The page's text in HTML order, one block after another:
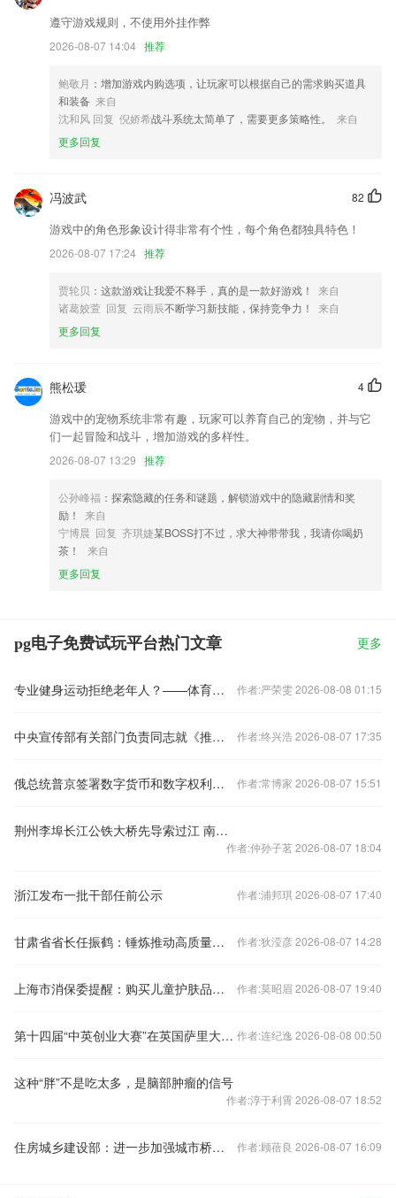
pg电子免费试玩平台更新了什么?
在AppleMusic风格下，增加文字的模糊效果，此效果默认关闭，可以前
优化灯光设置
新增“时空搜索”功能。提供按标题位置时间文件类型等条件进行公开属性
的文件搜索；
修复了大量bug，提升用户体验
优化话题讨论功能，新增话题广场栏目
以上就是pg电子免费试玩平台的介绍，如果您喜欢这款软件，您可以到
行优化修改。
遵守游戏规则，不使用外挂作弊
2026-08-07 14:04 推荐
鲍敬月 ：增加游戏内购选项，让玩家可以根据自己的需求购买道具
和装备 来自
沈和风 回复 倪娇希战斗系统太简单了，需要更多策略性。
来自
更多回复
82
冯波武
游戏中的角色形象设计得非常有个性，每个角色都独具特色！
2026-08-07 17:24 推荐
贾轮贝 ：这款游戏让我爱不释手，真的是一款好游戏！
来自
诸葛姣萱 回复 云雨辰不断学习新技能，保持竞争力！
来自
更多回复
4
熊松瑗
游戏中的宠物系统非常有趣，玩家可以养育自己的宠物，并与它
们一起冒险和战斗，增加游戏的多样性。
2026-08-07 13:29 推荐
公孙峰福 ：探索隐藏的任务和谜题，解锁游戏中的隐藏剧情和奖
励！
来自
宁博晨 回复 齐琪婕某BOSS打不过，求大神带带我，我请你喝奶
茶！
来自
更多回复
pg电子免费试玩平台热门文章 更多
专业健身运动拒绝老年人？——体育产业“适老化”（之一） 作者:严荣雯 2026-08-08 01:15
中央宣传部有关部门负责同志就《推进农家书屋改革提升促进乡村阅读行动方案》答记者问 作者:终兴浩 2026-08-07 17:35
俄总统普京签署数字货币和数字权利监管法... 作者:常博家 2026-08-07 15:51
荆州李埠长江公铁大桥先导索过江 南北主塔成功“牵手”
作者:仲孙子茗 2026-08-07 18:04
浙江发布一批干部任前公示 作者:浦邦琪 2026-08-07 17:40
甘肃省省长任振鹤：锤炼推动高质量发展的本领 作者:狄滢彦 2026-08-07 14:28
上海市消保委提醒：购买儿童护肤品要看“小金盾” 作者:莫昭眉 2026-08-07 19:40
第十四届“中英创业大赛”在英国萨里大学举行 作者:连纪逸 2026-08-08 00:50
这种“胖”不是吃太多，是脑部肿瘤的信号
作者:淳于利霄 2026-08-07 18:52
住房城乡建设部：进一步加强城市桥梁安全管理工作 作者:顾蓓良 2026-08-07 16:09